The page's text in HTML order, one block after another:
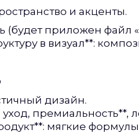
и акценты.
(будет приложен файл
в визуал**:
дизайн.
мягкие